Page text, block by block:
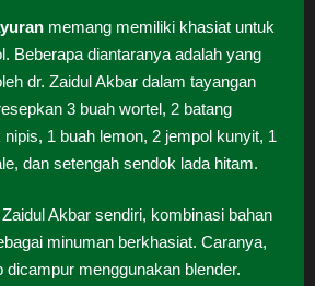
memang memiliki khasiat untuk
Beberapa diantaranya adalah yang
dr. Zaidul Akbar dalam tayangan
3 buah wortel, 2 batang
1 buah lemon, 2 jempol kunyit, 1
dan setengah sendok lada hitam.
Akbar sendiri, kombinasi bahan
minuman berkhasiat. Caranya,
menggunakan blender.